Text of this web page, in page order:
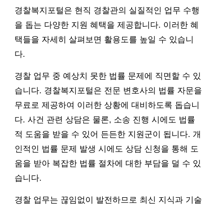
경찰복지포털은 현직 경찰관의 실질적인 업무 수행
을 돕는 다양한 지원 혜택을 제공합니다. 이러한 혜
택들을 자세히 살펴보면 활용도를 높일 수 있습니
다.
경찰 업무 중 예상치 못한 법률 문제에 직면할 수 있
습니다. 경찰복지포털은 전문 변호사의 법률 자문을
무료로 제공하여 이러한 상황에 대비하도록 돕습니
다. 사건 관련 상담은 물론, 소송 진행 시에도 법률
적 도움을 받을 수 있어 든든한 지원군이 됩니다. 개
인적인 법률 문제 발생 시에도 상담 신청을 통해 도
움을 받아 복잡한 법률 절차에 대한 부담을 덜 수 있
습니다.
경찰 업무는 끊임없이 발전하므로 최신 지식과 기술